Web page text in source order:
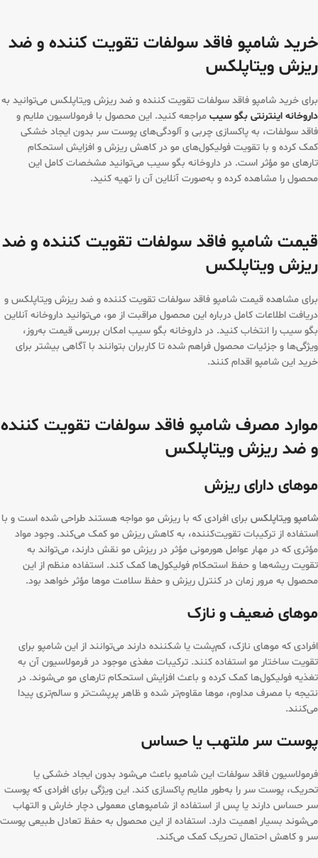
خرید شامپو فاقد سولفات تقویت کننده و ضد
ریزش ویتاپلکس
برای خرید شامپو فاقد سولفات تقویت کننده و ضد ریزش ویتاپلکس می‌توانید به
داروخانه اینترنتی بگو سیب مراجعه کنید. این محصول با فرمولاسیون ملایم و
فاقد سولفات، به پاکسازی چربی و آلودگی‌های پوست سر بدون ایجاد خشکی
کمک کرده و با تقویت فولیکول‌های مو در کاهش ریزش و افزایش استحکام
تارهای مو مؤثر است. در داروخانه بگو سیب می‌توانید مشخصات کامل این
محصول را مشاهده کرده و به‌صورت آنلاین آن را تهیه کنید.
قیمت شامپو فاقد سولفات تقویت کننده و ضد
ریزش ویتاپلکس
برای مشاهده قیمت شامپو فاقد سولفات تقویت کننده و ضد ریزش ویتاپلکس و
دریافت اطلاعات کامل درباره این محصول مراقبت از مو، می‌توانید داروخانه آنلاین
بگو سیب را انتخاب کنید. در داروخانه بگو سیب امکان بررسی قیمت به‌روز،
ویژگی‌ها و جزئیات محصول فراهم شده تا کاربران بتوانند با آگاهی بیشتر برای
خرید این شامپو اقدام کنند.
موارد مصرف شامپو فاقد سولفات تقویت کننده
و ضد ریزش ویتاپلکس
موهای دارای ریزش
شامپو ویتاپلکس برای افرادی که با ریزش مو مواجه هستند طراحی شده است و با
استفاده از ترکیبات تقویت‌کننده، به کاهش ریزش مو کمک می‌کند. وجود مواد
مؤثری که در مهار عوامل هورمونی مؤثر در ریزش مو نقش دارند، می‌تواند به
تقویت ریشه‌ها و حفظ استحکام فولیکول‌ها کمک کند. استفاده منظم از این
محصول به مرور زمان در کنترل ریزش و حفظ سلامت موها مؤثر خواهد بود.
موهای ضعیف و نازک
افرادی که موهای نازک، کم‌پشت یا شکننده دارند می‌توانند از این شامپو برای
تقویت ساختار مو استفاده کنند. ترکیبات مغذی موجود در فرمولاسیون آن به
تغذیه فولیکول‌ها کمک کرده و باعث افزایش استحکام تارهای مو می‌شوند. در
نتیجه با مصرف مداوم، موها مقاوم‌تر شده و ظاهر پرپشت‌تر و سالم‌تری پیدا
می‌کنند.
پوست سر ملتهب یا حساس
فرمولاسیون فاقد سولفات این شامپو باعث می‌شود بدون ایجاد خشکی یا
تحریک، پوست سر را به‌طور ملایم پاکسازی کند. این ویژگی برای افرادی که پوست
سر حساس دارند یا پس از استفاده از شامپوهای معمولی دچار خارش و التهاب
می‌شوند بسیار اهمیت دارد. استفاده از این محصول به حفظ تعادل طبیعی پوست
سر و کاهش احتمال تحریک کمک می‌کند.